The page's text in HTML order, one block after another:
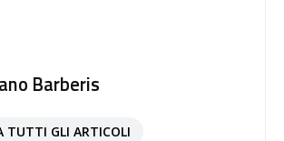
Barberis
TUTTI GLI ARTICOLI